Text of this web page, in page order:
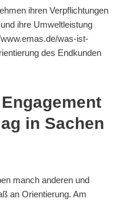
ihren Verpflichtungen
ihre Umweltleistung
was-ist-
des Endkunden
in Sachen
manch anderen und
an Orientierung. Am